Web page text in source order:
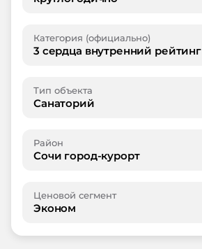
Категория (официально)
3 сердца внутренний рейтинг
Тип объекта
Санаторий
Район
Сочи город-курорт
Ценовой сегмент
Эконом